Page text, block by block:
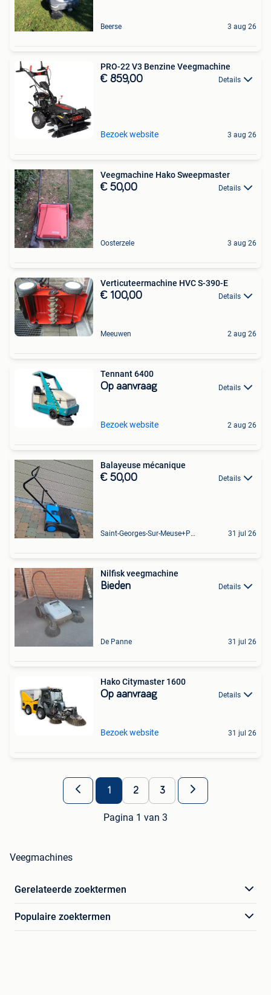
Beerse 3 aug 26
PRO-22 V3 Benzine Veegmachine
€ 859,00 Details
Bezoek website 3 aug 26
Veegmachine Hako Sweepmaster
€ 50,00 Details
Oosterzele 3 aug 26
Verticuteermachine HVC S-390-E
€ 100,00 Details
Meeuwen 2 aug 26
Tennant 6400
Op aanvraag Details
Bezoek website 2 aug 26
Balayeuse mécanique
€ 50,00 Details
Saint-Georges-Sur-Meuse+Partie De Hermalle-Sous-Huy 31 jul 26
Nilfisk veegmachine
Bieden Details
De Panne 31 jul 26
Hako Citymaster 1600
Op aanvraag Details
Bezoek website 31 jul 26
1 2 3
Pagina 1 van 3
Veegmachines
Gerelateerde zoektermen
Populaire zoektermen